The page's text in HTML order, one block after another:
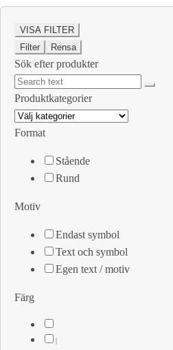
VISA FILTER
Filter
Rensa
Sök efter produkter
Produktkategorier
Format
Stående
Rund
Motiv
Endast symbol
Text och symbol
Egen text / motiv
Färg